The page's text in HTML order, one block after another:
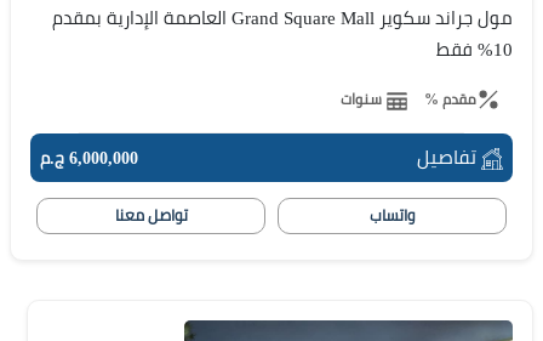
مول جراند سكوير Grand Square Mall العاصمة الإدارية بمقدم
10% فقط
مقدم % سنوات
تفاصيل 6,000,000 ج.م
واتساب تواصل معنا